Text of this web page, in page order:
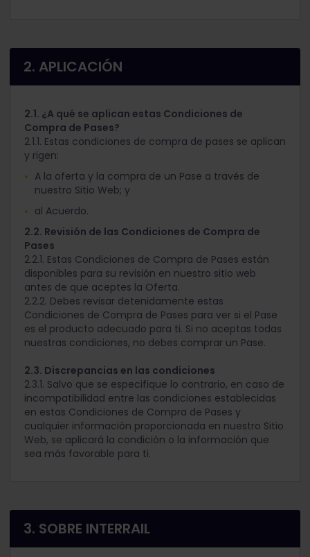
2. APLICACIÓN
2.1. ¿A qué se aplican estas Condiciones de
Compra de Pases?
2.1.1. Estas condiciones de compra de pases se aplican
y rigen:
A la oferta y la compra de un Pase a través de
nuestro Sitio Web; y
al Acuerdo.
2.2. Revisión de las Condiciones de Compra de
Pases
2.2.1. Estas Condiciones de Compra de Pases están
disponibles para su revisión en nuestro sitio web
antes de que aceptes la Oferta.
2.2.2. Debes revisar detenidamente estas
Condiciones de Compra de Pases para ver si el Pase
es el producto adecuado para ti. Si no aceptas todas
nuestras condiciones, no debes comprar un Pase.
2.3. Discrepancias en las condiciones
2.3.1. Salvo que se especifique lo contrario, en caso de
incompatibilidad entre las condiciones establecidas
en estas Condiciones de Compra de Pases y
cualquier información proporcionada en nuestro Sitio
Web, se aplicará la condición o la información que
sea más favorable para ti.
3. SOBRE INTERRAIL